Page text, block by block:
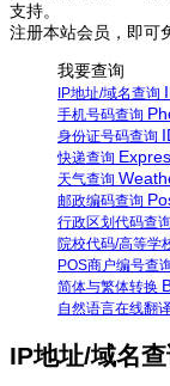
支持。
注册本站会员，即可
我要查询
IP地址/域名查询
手机号码查询
身份证号码查询
快递查询
天气查询
邮政编码查询
行政区划代码查询
院校代码/高等学
POS商户编号查
简体与繁体转换
自然语言在线翻
IP地址/域名